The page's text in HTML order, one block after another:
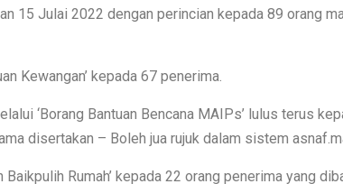
15 Julai 2022 dengan perincian kepada 89 orang
Kewangan’ kepada 67 penerima.
‘Borang Bantuan Bencana MAIPs’ lulus terus
disertakan – Boleh jua rujuk dalam sistem
Baikpulih Rumah’ kepada 22 orang penerima yang